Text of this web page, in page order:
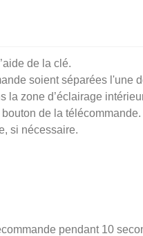
de la clé.
soient séparées l'une
la zone d’éclairage
de la télécommande.
si nécessaire.
pendant 10